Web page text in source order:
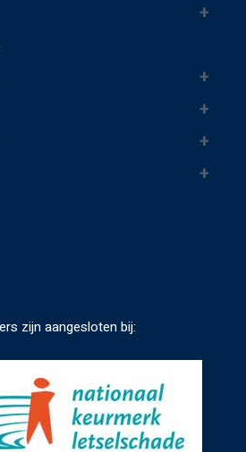
zijn aangesloten bij: